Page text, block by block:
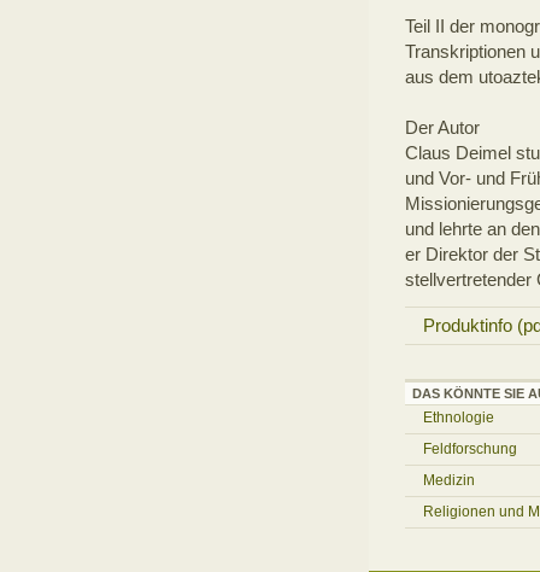
Teil II der
Transkriptionen
aus dem
Der Autor
Claus Deimel
und Vor- und
und lehrte an
er Direktor der
stellvertretender
Produktinfo
DAS KÖNNTE SIE
Ethnologie
Feldforschung
Medizin
Religionen und